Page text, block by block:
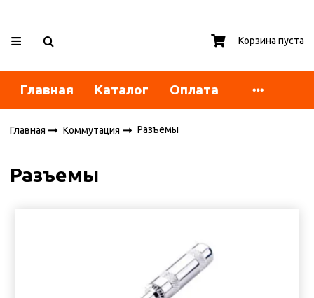
Корзина пуста
Главная Каталог Оплата
Главная Коммутация Разъемы
Разъемы